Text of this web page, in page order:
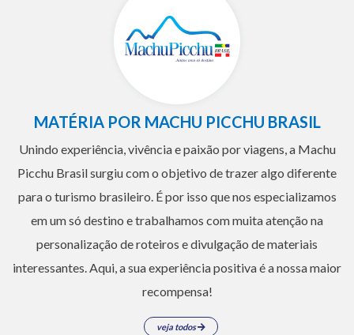
MATÉRIA POR MACHU PICCHU BRASIL
Unindo experiência, vivência e paixão por viagens, a Machu
Picchu Brasil surgiu com o objetivo de trazer algo diferente
para o turismo brasileiro. É por isso que nos especializamos
em um só destino e trabalhamos com muita atenção na
personalização de roteiros e divulgação de materiais
interessantes. Aqui, a sua experiência positiva é a nossa maior
recompensa!
veja todos